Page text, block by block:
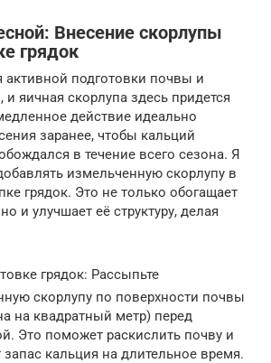
Внесение скорлупы
грядок
активной подготовки почвы и
и яичная скорлупа здесь придется
действие идеально
заранее, чтобы кальций
в течение всего сезона. Я
измельченную скорлупу в
грядок. Это не только обогащает
и улучшает её структуру, делая
грядок: Рассыпьте
скорлупу по поверхности почвы
на квадратный метр) перед
Это поможет раскислить почву и
запас кальция на длительное время.